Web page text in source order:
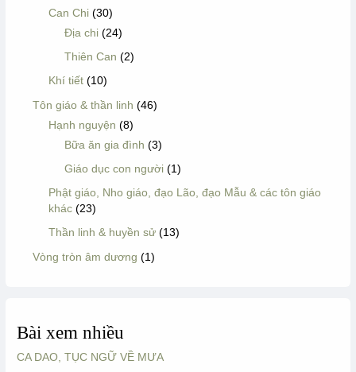
Can Chi (30)
Địa chi (24)
Thiên Can (2)
Khí tiết (10)
Tôn giáo & thần linh (46)
Hạnh nguyện (8)
Bữa ăn gia đình (3)
Giáo dục con người (1)
Phật giáo, Nho giáo, đạo Lão, đạo Mẫu & các tôn giáo
khác (23)
Thần linh & huyền sử (13)
Vòng tròn âm dương (1)
Bài xem nhiều
CA DAO, TỤC NGỮ VỀ MƯA